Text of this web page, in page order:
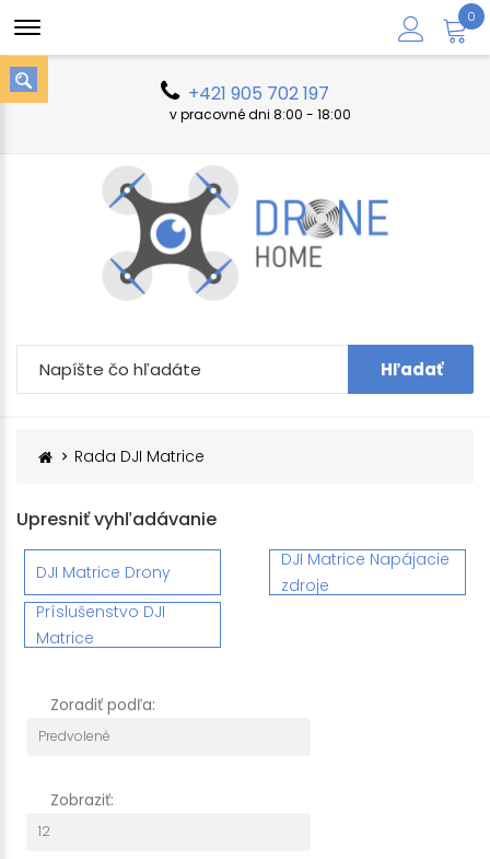
+421 905 702 197
v pracovné dni 8:00 - 18:00
0
Hľadať
Rada DJI Matrice
Upresniť vyhľadávanie
DJI Matrice Drony
DJI Matrice Napájacie
zdroje
Príslušenstvo DJI
Matrice
Zoradiť podľa:
Zobraziť: